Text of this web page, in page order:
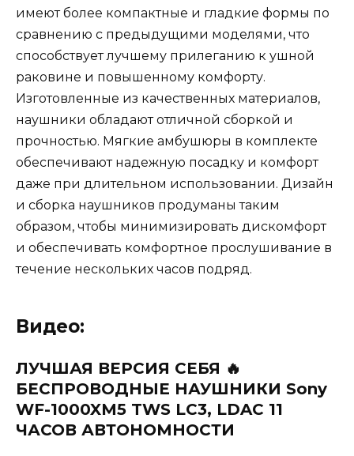
имеют более компактные и гладкие формы по
сравнению с предыдущими моделями, что
способствует лучшему прилеганию к ушной
раковине и повышенному комфорту.
Изготовленные из качественных материалов,
наушники обладают отличной сборкой и
прочностью. Мягкие амбушюры в комплекте
обеспечивают надежную посадку и комфорт
даже при длительном использовании. Дизайн
и сборка наушников продуманы таким
образом, чтобы минимизировать дискомфорт
и обеспечивать комфортное прослушивание в
течение нескольких часов подряд.
Видео:
ЛУЧШАЯ ВЕРСИЯ СЕБЯ 🔥
БЕСПРОВОДНЫЕ НАУШНИКИ Sony
WF-1000XM5 TWS LC3, LDAC 11
ЧАСОВ АВТОНОМНОСТИ